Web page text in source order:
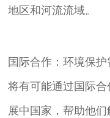
地区和河流流域。
国际合作：环境保
将有可能通过国际
展中国家，帮助他们